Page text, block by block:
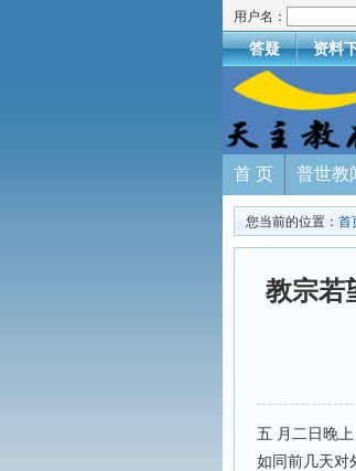
用户名：
答疑 资料
首 页 普世教
您当前的位置： 首
教宗若
五 月二日晚
如同前几天对